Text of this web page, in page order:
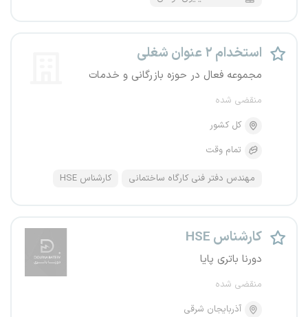
استخدام ۲ عنوان شغلی
مجموعه فعال در حوزه بازرگانی و خدمات
منقضی شده
کل کشور
تمام وقت
مهندس دفتر فنی کارگاه ساختمانی کارشناس HSE
کارشناس HSE
دورنا باتری پایا
منقضی شده
آذربایجان شرقی